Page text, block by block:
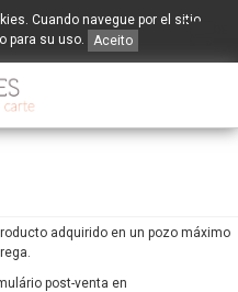
Cuando navegue por el sitio
para su uso.
Aceito
adquirido en un pozo máximo
post-venta en